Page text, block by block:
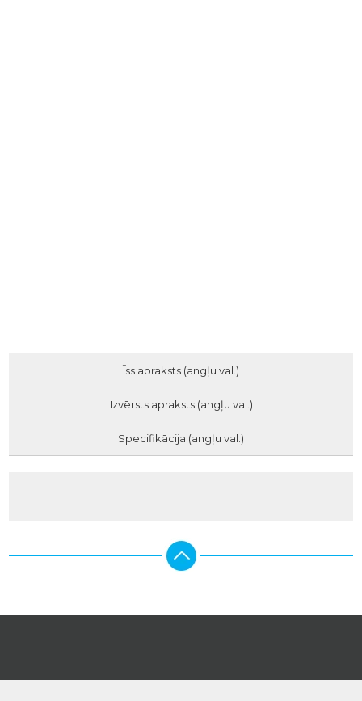
Īss apraksts (angļu val.)
Izvērsts apraksts (angļu val.)
Specifikācija (angļu val.)